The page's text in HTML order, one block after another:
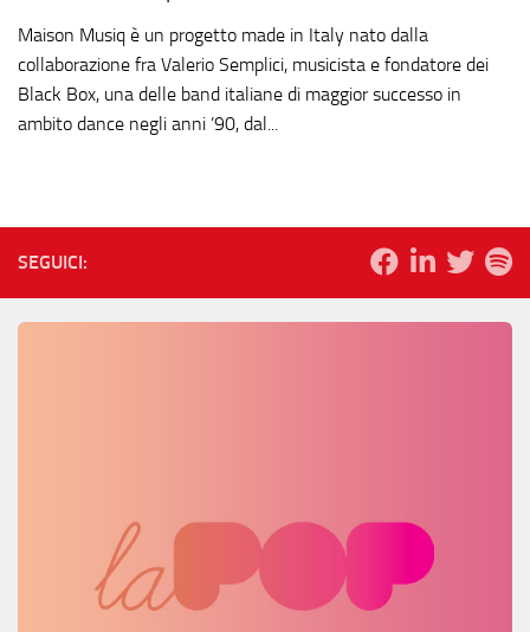
Maison Musiq è un progetto made in Italy nato dalla
collaborazione fra Valerio Semplici, musicista e fondatore dei
Black Box, una delle band italiane di maggior successo in
ambito dance negli anni ’90, dal...
SEGUICI: